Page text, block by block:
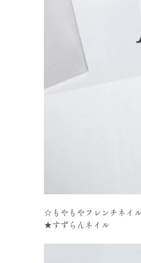
☆もやもやフレンチネイ
★すずらんネイル